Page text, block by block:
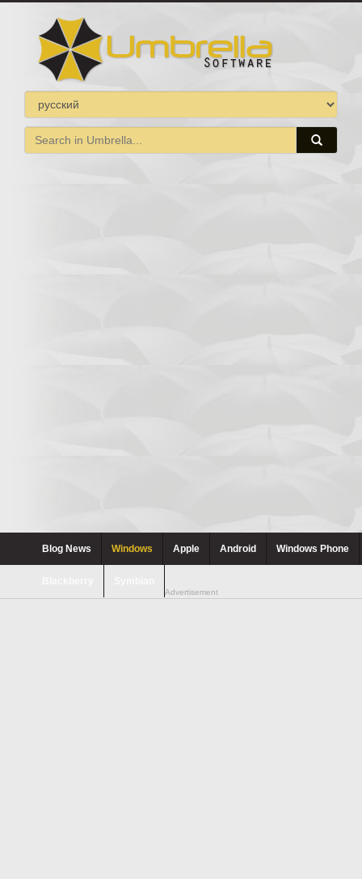
Blog News Windows Apple Android Windows Phone
Advertisement